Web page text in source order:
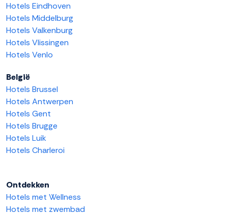
Hotels Eindhoven
Hotels Middelburg
Hotels Valkenburg
Hotels Vlissingen
Hotels Venlo
België
Hotels Brussel
Hotels Antwerpen
Hotels Gent
Hotels Brugge
Hotels Luik
Hotels Charleroi
Ontdekken
Hotels met Wellness
Hotels met zwembad